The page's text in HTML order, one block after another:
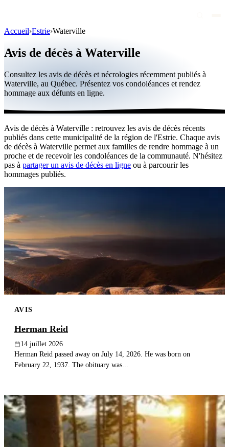
Personnalités publiques
Québec
Canada
International
Par région
Par ville
Maisons funéraires
Blog
Publier un avis
Recherche
Accueil›Estrie›Waterville
Avis de décès à Waterville
Consultez les avis de décès et nécrologies récemment publiés à
Waterville, au Québec. Présentez vos condoléances et rendez
hommage aux défunts en ligne.
Avis de décès à Waterville : retrouvez les avis de décès récents
publiés dans cette municipalité de la région de l'Estrie. Chaque avis
de décès à Waterville permet aux familles de rendre hommage à un
proche et de recevoir les condoléances de la communauté. N'hésitez
pas à partager un avis de décès en ligne ou à parcourir les
hommages publiés.
AVIS
Herman Reid
14 juillet 2026
Herman Reid passed away on July 14, 2026. He was born on
February 22, 1937. The obituary was...